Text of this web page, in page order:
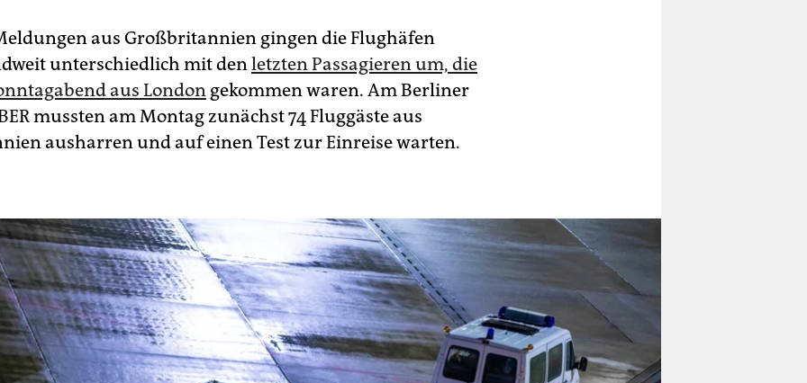
aus Großbritannien gingen die Flughäfen
unterschiedlich mit denletzten Passagieren um, die
aus London gekommen waren. Am Berliner
mussten am Montag zunächst 74 Fluggäste aus
ausharren und auf einen Test zur Einreise warten.